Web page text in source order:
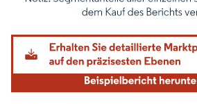
Bild © Mordor Intelligence. Wiederverwendung